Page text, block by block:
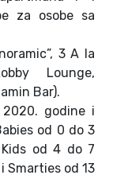
za osobe sa
3 A la
Lounge,
Bar).
godine i
od 0 do 3
od 4 do 7
Smarties od 13